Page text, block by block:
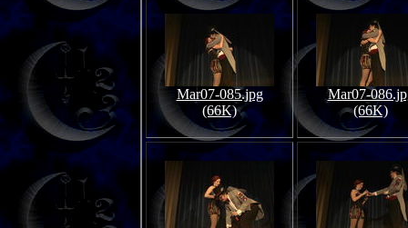
Mar07-085.jpg
(66K)
Mar07-
(66K)